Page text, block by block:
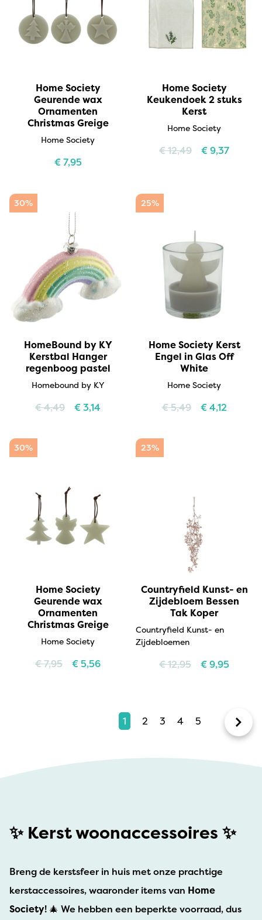
Home Society
Geurende wax
Ornamenten
Christmas Greige
Home Society
€7,95
Home Society
Keukendoek 2 stuks
Kerst
Home Society
€12,49 €9,37
HomeBound by KY
Kerstbal Hanger
regenboog pastel
Homebound by KY
€4,49 €3,14
30%
Home Society Kerst
Engel in Glas Off
White
Home Society
€5,49 €4,12
25%
Home Society
Geurende wax
Ornamenten
Christmas Greige
Home Society
€7,95 € 5,56
30%
Countryfield Kunst- en
Zijdebloem Bessen
Tak Koper
Countryfield Kunst- en
Zijdebloemen
€12,95 €9,95
23%
1 2 3 4 5
✨ Kerst woonaccessoires ✨
Breng de kerstsfeer in huis met onze prachtige
kerstaccessoires, waaronder items van Home
Society! 🎄 We hebben een beperkte voorraad, dus